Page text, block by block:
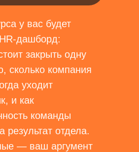
у вас будет
дашборд:
закрыть одну
сколько компания
уходит
и как
команды
результат отдела.
— ваш аргумент